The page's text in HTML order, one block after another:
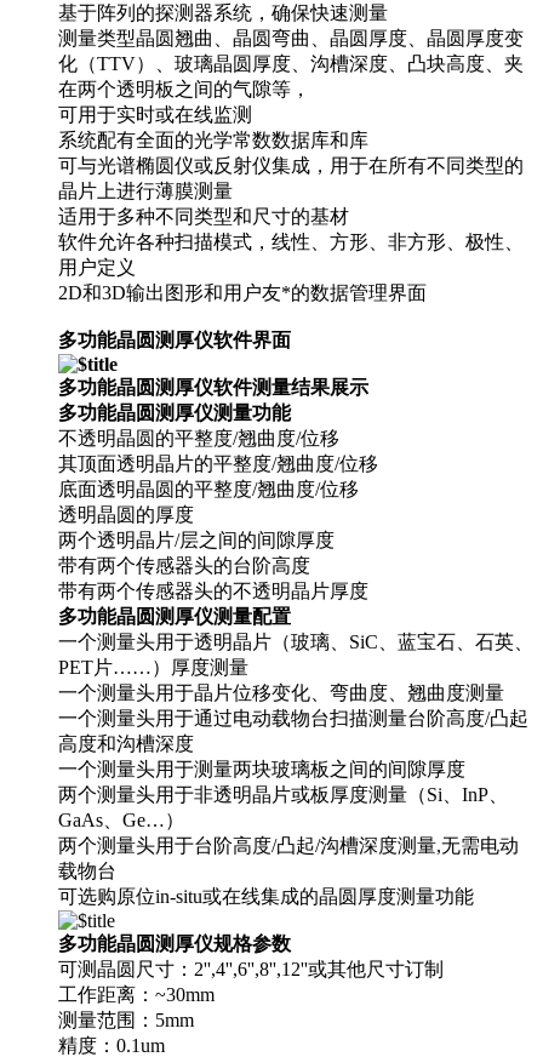
基于阵列的探测器系统，确保快速测量
测量类型晶圆翘曲、晶圆弯曲、晶圆厚度、晶圆厚度变
化（TTV）、玻璃晶圆厚度、沟槽深度、凸块高度、夹
在两个透明板之间的气隙等，
可用于实时或在线监测
系统配有全面的光学常数数据库和库
可与光谱椭圆仪或反射仪集成，用于在所有不同类型的
晶片上进行薄膜测量
适用于多种不同类型和尺寸的基材
软件允许各种扫描模式，线性、方形、非方形、极性、
用户定义
2D和3D输出图形和用户友*的数据管理界面
多功能晶圆测厚仪软件界面
多功能晶圆测厚仪软件测量结果展示
多功能晶圆测厚仪测量功能
不透明晶圆的平整度/翘曲度/位移
其顶面透明晶片的平整度/翘曲度/位移
底面透明晶圆的平整度/翘曲度/位移
透明晶圆的厚度
两个透明晶片/层之间的间隙厚度
带有两个传感器头的台阶高度
带有两个传感器头的不透明晶片厚度
多功能晶圆测厚仪测量配置
一个测量头用于透明晶片（玻璃、SiC、蓝宝石、石英、
PET片……）厚度测量
一个测量头用于晶片位移变化、弯曲度、翘曲度测量
一个测量头用于通过电动载物台扫描测量台阶高度/凸起
高度和沟槽深度
一个测量头用于测量两块玻璃板之间的间隙厚度
两个测量头用于非透明晶片或板厚度测量（Si、InP、
GaAs、Ge…）
两个测量头用于台阶高度/凸起/沟槽深度测量,无需电动
载物台
可选购原位in-situ或在线集成的晶圆厚度测量功能
多功能晶圆测厚仪规格参数
可测晶圆尺寸：2'',4'',6'',8'',12''或其他尺寸订制
工作距离：~30mm
测量范围：5mm
精度：0.1um